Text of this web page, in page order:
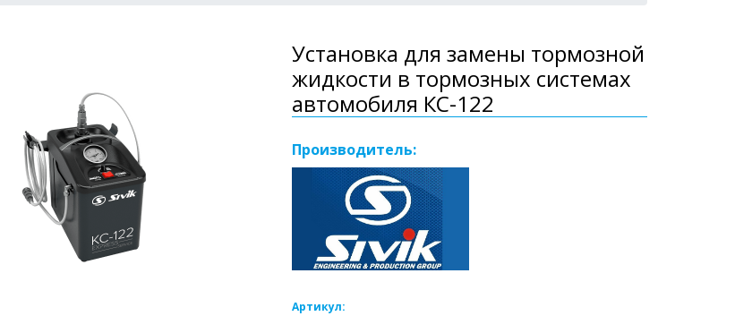
Установка для замены тормозной
жидкости в тормозных системах
автомобиля КС-122
Производитель:
Артикул: